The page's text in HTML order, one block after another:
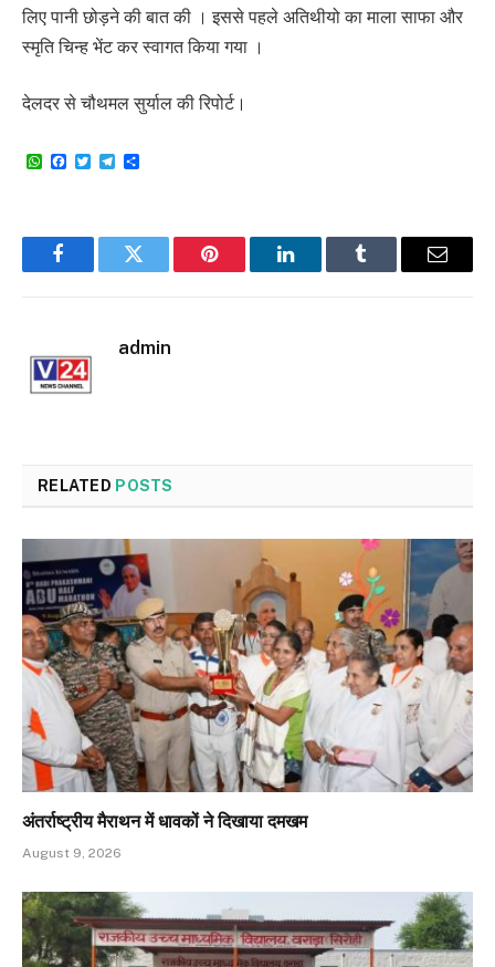
लिए पानी छोड़ने की बात की । इससे पहले अतिथीयो का माला साफा और
स्मृति चिन्ह भेंट कर स्वागत किया गया ।
देलदर से चौथमल सुर्याल की रिपोर्ट।
WhatsApp
Facebook
TwitterTelegram
FacebookTwitter Pinterest LinkedInTumblr Email
admin
RELATED POSTS
अंतर्राष्ट्रीय मैराथन में धावकों ने दिखाया दमखम
August 9, 2026